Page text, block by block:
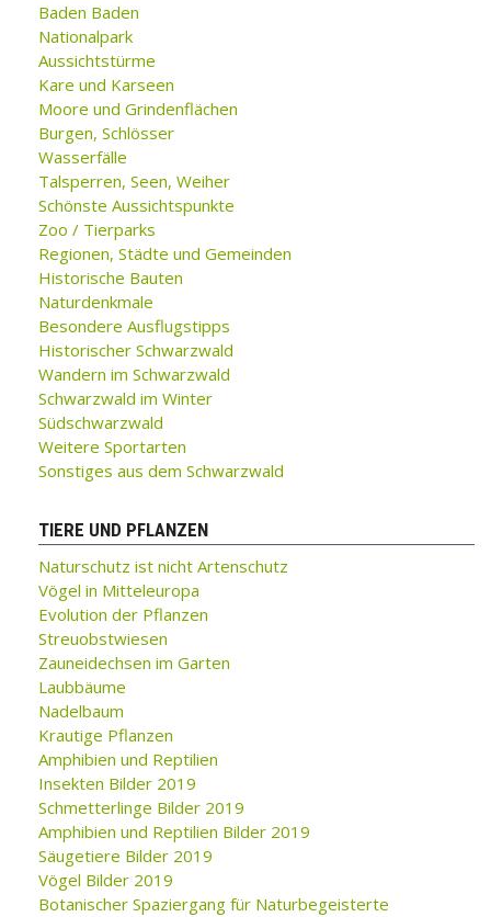
Baden Baden
Nationalpark
Aussichtstürme
Kare und Karseen
Moore und Grindenflächen
Burgen, Schlösser
Wasserfälle
Talsperren, Seen, Weiher
Schönste Aussichtspunkte
Zoo / Tierparks
Regionen, Städte und Gemeinden
Historische Bauten
Naturdenkmale
Besondere Ausflugstipps
Historischer Schwarzwald
Wandern im Schwarzwald
Schwarzwald im Winter
Südschwarzwald
Weitere Sportarten
Sonstiges aus dem Schwarzwald
TIERE UND PFLANZEN
Naturschutz ist nicht Artenschutz
Vögel in Mitteleuropa
Evolution der Pflanzen
Streuobstwiesen
Zauneidechsen im Garten
Laubbäume
Nadelbaum
Krautige Pflanzen
Amphibien und Reptilien
Insekten Bilder 2019
Schmetterlinge Bilder 2019
Amphibien und Reptilien Bilder 2019
Säugetiere Bilder 2019
Vögel Bilder 2019
Botanischer Spaziergang für Naturbegeisterte